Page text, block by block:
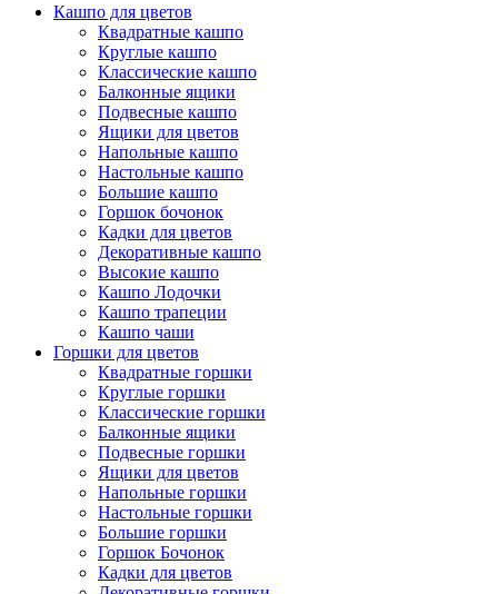
Кашпо для цветов
Квадратные кашпо
Круглые кашпо
Классические кашпо
Балконные ящики
Подвесные кашпо
Ящики для цветов
Напольные кашпо
Настольные кашпо
Большие кашпо
Горшок бочонок
Кадки для цветов
Декоративные кашпо
Высокие кашпо
Кашпо Лодочки
Кашпо трапеции
Кашпо чаши
Горшки для цветов
Квадратные горшки
Круглые горшки
Классические горшки
Балконные ящики
Подвесные горшки
Ящики для цветов
Напольные горшки
Настольные горшки
Большие горшки
Горшок Бочонок
Кадки для цветов